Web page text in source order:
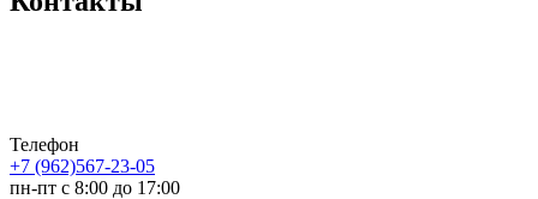
Телефон
+7 (962)567-23-05
пн-пт с 8:00 до 17:00